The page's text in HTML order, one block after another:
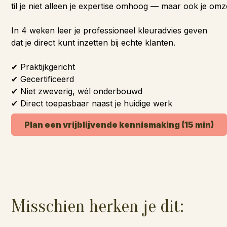
til je niet alleen je expertise omhoog — maar ook je
In 4 weken leer je professioneel kleuradvies geven
dat je direct kunt inzetten bij echte klanten.
✔ Praktijkgericht
✔ Gecertificeerd
✔ Niet zweverig, wél onderbouwd
✔ Direct toepasbaar naast je huidige werk
Plan een vrijblijvende kennismaking (15 min)
Misschien herken je dit: